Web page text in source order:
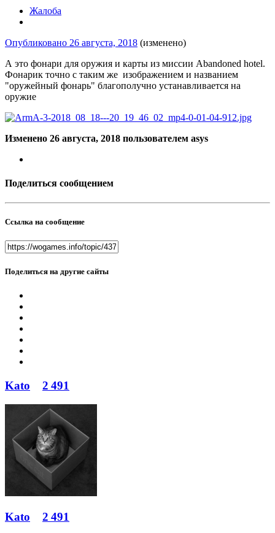
Жалоба
Опубликовано 26 августа, 2018 (изменено)
А это фонари для оружия и карты из миссии Abandoned hotel.
Фонарик точно с таким же изображением и названием
"оружейный фонарь" благополучно устанавливается на
оружие
Изменено 26 августа, 2018 пользователем asys
Поделиться сообщением
Ссылка на сообщение
Поделиться на другие сайты
Kato 2 491
Kato 2 491